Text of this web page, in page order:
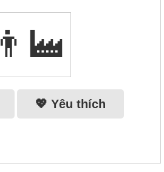
👨‍🏭
💖 Yêu thích